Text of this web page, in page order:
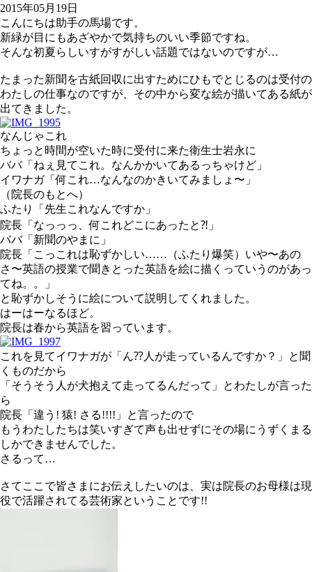
2015年05月19日
こんにちは助手の馬場です。
新緑が目にもあざやかで気持ちのいい季節ですね。
そんな初夏らしいすがすがしい話題ではないのですが…
たまった新聞を古紙回収に出すためにひもでとじるのは受付の
わたしの仕事なのですが、その中から変な絵が描いてある紙が
出てきました。
なんじゃこれ
ちょっと時間が空いた時に受付に来た衛生士岩永に
ババ「ねぇ見てこれ。なんかかいてあるっちゃけど」
イワナガ「何これ…なんなのかきいてみましょ〜」
（院長のもとへ）
ふたり「先生これなんですか」
院長「なっっっ、何これどこにあったと⁈」
ババ「新聞のやまに」
院長「こっこれは恥ずかしい……（ふたり爆笑）いや〜あの
さ〜英語の授業で聞きとった英語を絵に描くっていうのがあっ
てね。。」
と恥ずかしそうに絵について説明してくれました。
はーはーなるほど。
院長は春から英語を習っています。
これを見てイワナガが「ん⁇人が走っているんですか？」と聞
くものだから
「そうそう人が犬抱えて走ってるんだって」とわたしが言った
ら
院長「違う! 猿! さる!!!!」と言ったので
もうわたしたちは笑いすぎて声も出せずにその場にうずくまる
しかできませんでした。
さるって…
さてここで皆さまにお伝えしたいのは、実は院長のお母様は現
役で活躍されてる芸術家ということです!!